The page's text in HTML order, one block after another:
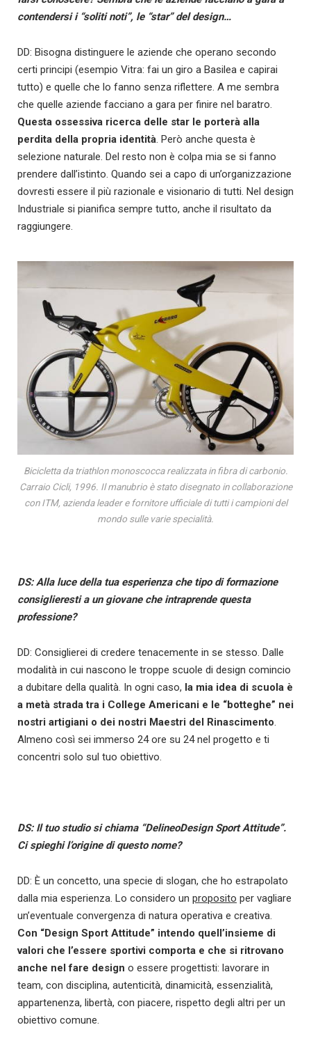
contendersi i “soliti noti”, le “star” del design…
DD: Bisogna distinguere le aziende che operano secondo
certi principi (esempio Vitra: fai un giro a Basilea e capirai
tutto) e quelle che lo fanno senza riflettere. A me sembra
che quelle aziende facciano a gara per finire nel baratro.
Questa ossessiva ricerca delle star le porterà alla
perdita della propria identità. Però anche questa è
selezione naturale. Del resto non è colpa mia se si fanno
prendere dall’istinto. Quando sei a capo di un’organizzazione
dovresti essere il più razionale e visionario di tutti. Nel design
Industriale si pianifica sempre tutto, anche il risultato da
raggiungere.
Bicicletta da triathlon monoscocca realizzata in fibra di carbonio.
Carraio Cicli, 1996. Il manubrio è stato disegnato in collaborazione
con ITM, azienda leader e fornitore ufficiale di tutti i campioni del
mondo sulle varie specialità.
DS: Alla luce della tua esperienza che tipo di formazione
consiglieresti a un giovane che intraprende questa
professione?
DD: Consiglierei di credere tenacemente in se stesso. Dalle
modalità in cui nascono le troppe scuole di design comincio
a dubitare della qualità. In ogni caso, la mia idea di scuola è
a metà strada tra i College Americani e le “botteghe” nei
nostri artigiani o dei nostri Maestri del Rinascimento.
Almeno così sei immerso 24 ore su 24 nel progetto e ti
concentri solo sul tuo obiettivo.
DS: Il tuo studio si chiama “DelineoDesign Sport Attitude”.
Ci spieghi l’origine di questo nome?
DD: È un concetto, una specie di slogan, che ho estrapolato
dalla mia esperienza. Lo considero un proposito per vagliare
un’eventuale convergenza di natura operativa e creativa.
Con “Design Sport Attitude” intendo quell’insieme di
valori che l’essere sportivi comporta e che si ritrovano
anche nel fare design o essere progettisti: lavorare in
team, con disciplina, autenticità, dinamicità, essenzialità,
appartenenza, libertà, con piacere, rispetto degli altri per un
obiettivo comune.